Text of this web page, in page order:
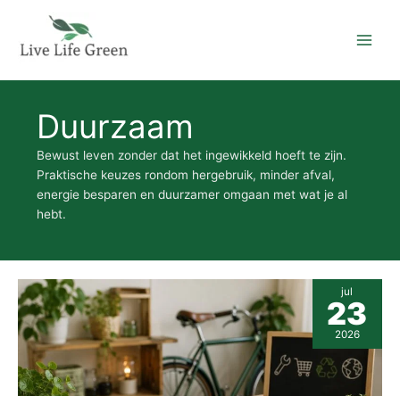
Duurzaam
Bewust leven zonder dat het ingewikkeld hoeft te zijn.
Praktische keuzes rondom hergebruik, minder afval,
energie besparen en duurzamer omgaan met wat je al
hebt.
Repareren,
tweedehands
kopen
of
vervangen:
zo
maak
je
een
jul
23
2026